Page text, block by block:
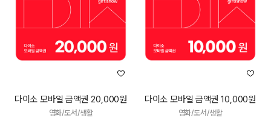
다이소 모바일 금액권 20,000원
영화/도서/생활
다이소 모바일 금액권 10,000원
영화/도서/생활